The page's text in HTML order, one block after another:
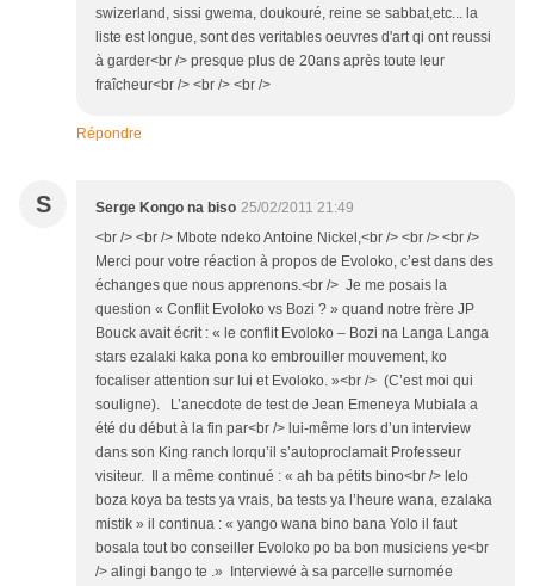
swizerland, sissi gwema, doukouré, reine se sabbat,etc... la
liste est longue, sont des veritables oeuvres d'art qi ont reussi
à garder<br /> presque plus de 20ans après toute leur
fraîcheur<br /> <br /> <br />
Répondre
S Serge Kongo na biso 25/02/2011 21:49
<br /> <br /> Mbote ndeko Antoine Nickel,<br /> <br /> <br />
Merci pour votre réaction à propos de Evoloko, c’est dans des
échanges que nous apprenons.<br /> Je me posais la
question « Conflit Evoloko vs Bozi ? » quand notre frère JP
Bouck avait écrit : « le conflit Evoloko – Bozi na Langa Langa
stars ezalaki kaka pona ko embrouiller mouvement, ko
focaliser attention sur lui et Evoloko. »<br /> (C’est moi qui
souligne). L’anecdote de test de Jean Emeneya Mubiala a
été du début à la fin par<br /> lui-même lors d’un interview
dans son King ranch lorqu’il s’autoproclamait Professeur
visiteur. Il a même continué : « ah ba pétits bino<br /> lelo
boza koya ba tests ya vrais, ba tests ya l’heure wana, ezalaka
mistik » il continua : « yango wana bino bana Yolo il faut
bosala tout bo conseiller Evoloko po ba bon musiciens ye<br
/> alingi bango te .» Interviewé à sa parcelle surnomée